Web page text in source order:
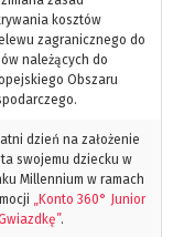
kosztów
zagranicznego do
należących do
Obszaru
dzień na założenie
swojemu dziecku w
Millennium w ramach
„Konto 360° Junior
.